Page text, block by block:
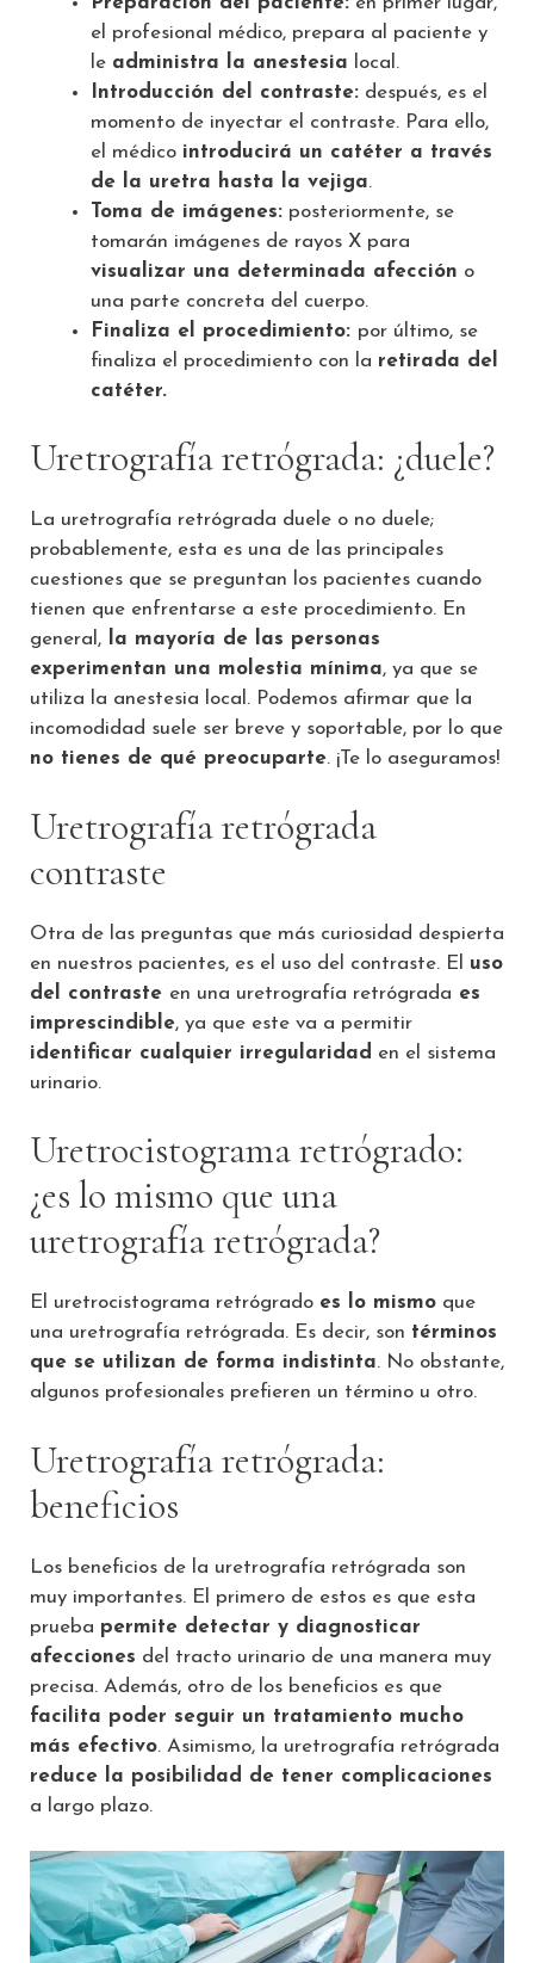
el profesional médico, prepara al paciente y
le administra la anestesia local.
Introducción del contraste: después, es el
momento de inyectar el contraste. Para ello,
el médico introducirá un catéter a través
de la uretra hasta la vejiga.
Toma de imágenes: posteriormente, se
tomarán imágenes de rayos X para
visualizar una determinada afección o
una parte concreta del cuerpo.
Finaliza el procedimiento: por último, se
finaliza el procedimiento con la retirada del
catéter.
Uretrografía retrógrada: ¿duele?
La uretrografía retrógrada duele o no duele;
probablemente, esta es una de las principales
cuestiones que se preguntan los pacientes cuando
tienen que enfrentarse a este procedimiento. En
general, la mayoría de las personas
experimentan una molestia mínima, ya que se
utiliza la anestesia local. Podemos afirmar que la
incomodidad suele ser breve y soportable, por lo que
no tienes de qué preocuparte. ¡Te lo aseguramos!
Uretrografía retrógrada
contraste
Otra de las preguntas que más curiosidad despierta
en nuestros pacientes, es el uso del contraste. El uso
del contraste en una uretrografía retrógrada es
imprescindible, ya que este va a permitir
identificar cualquier irregularidad en el sistema
urinario.
Uretrocistograma retrógrado:
¿es lo mismo que una
uretrografía retrógrada?
El uretrocistograma retrógrado es lo mismo que
una uretrografía retrógrada. Es decir, son términos
que se utilizan de forma indistinta. No obstante,
algunos profesionales prefieren un término u otro.
Uretrografía retrógrada:
beneficios
Los beneficios de la uretrografía retrógrada son
muy importantes. El primero de estos es que esta
prueba permite detectar y diagnosticar
afecciones del tracto urinario de una manera muy
precisa. Además, otro de los beneficios es que
facilita poder seguir un tratamiento mucho
más efectivo. Asimismo, la uretrografía retrógrada
reduce la posibilidad de tener complicaciones
a largo plazo.